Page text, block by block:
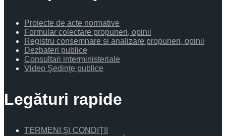
Proiecte de acte normative
Formular colectare propuneri, opinii
Registru consemnare si analizare propuneri, opinii
Dezbateri publice
Consultari interministeriale
Video Şedinţe publice
Legături rapide
TERMENI ŞI CONDIŢII